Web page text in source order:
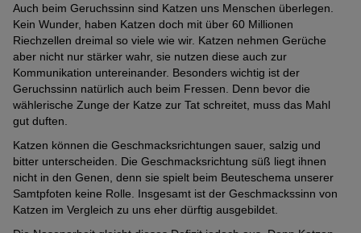
Auch beim Geruchssinn sind Katzen uns Menschen überlegen.
Kein Wunder, haben Katzen doch mit über 60 Millionen
Riechzellen dreimal so viele wie wir. Katzen nehmen Gerüche
aber nicht nur stärker wahr, sie nutzen diese auch zur
Kommunikation untereinander. Besonders wichtig ist der
Geruchssinn natürlich auch beim Fressen. Denn bevor die
wählerische Zunge der Katze zur Tat schreitet, muss das Mahl
gut duften.
Katzen können die Geschmacksrichtungen sauer, salzig und
bitter unterscheiden. Die Geschmacksrichtung süß liegt ihnen
nicht in den Genen, denn sie spielt beim Beuteschema unserer
Samtpfoten keine Rolle. Insgesamt ist der Geschmackssinn von
Katzen im Vergleich zu uns eher dürftig ausgebildet.